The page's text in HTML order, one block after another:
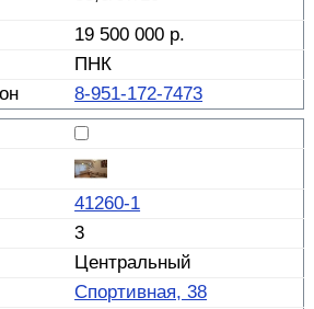
19 500 000 р.
ПНК
8-951-172-7473
41260-1
3
Центральный
Спортивная, 38